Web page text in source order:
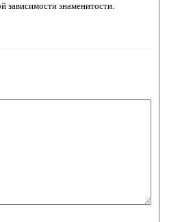
зависимости знаменитости.